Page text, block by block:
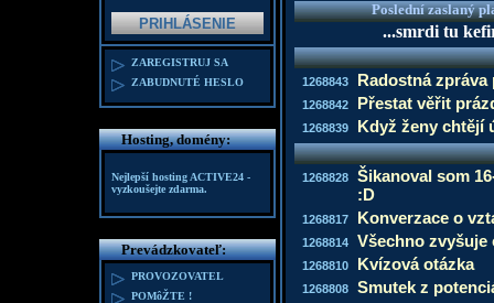
Poslední zaslaný
...smrdi tu
1268843 Radostná zpráva
1268842 Přestat věřit
1268839 Když ženy chtějí
1268828
Šikanoval som
:D
1268817 Konverzace o
1268814 Všechno zvyšuje
1268810 Kvízová otázka
1268808 Smutek z
ZAREGISTRUJ SA
ZABUDNUTÉ HESLO
Hosting, domény:
Nejlepší hosting ACTIVE24-
vyzkoušejte zdarma.
Prevádzkovateľ:
PROVOZOVATEL
POMôŽTE !